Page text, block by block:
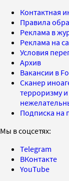
Контактная
Правила
Реклама в
Реклама на
Условия
Архив
Вакансии в
Сканер
терроризму
Подписка на
Мы в соцсетях:
Telegram
ВКонтакте
YouTube